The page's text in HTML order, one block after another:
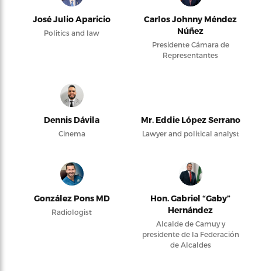
José Julio Aparicio
Politics and law
Carlos Johnny Méndez
Núñez
Presidente Cámara de
Representantes
Dennis Dávila
Cinema
Mr. Eddie López Serrano
Lawyer and political analyst
González Pons MD
Radiologist
Hon. Gabriel “Gaby”
Hernández
Alcalde de Camuy y
presidente de la Federación
de Alcaldes